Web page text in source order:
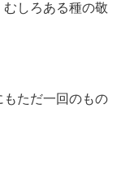
しろある種の敬
もただ一回のもの